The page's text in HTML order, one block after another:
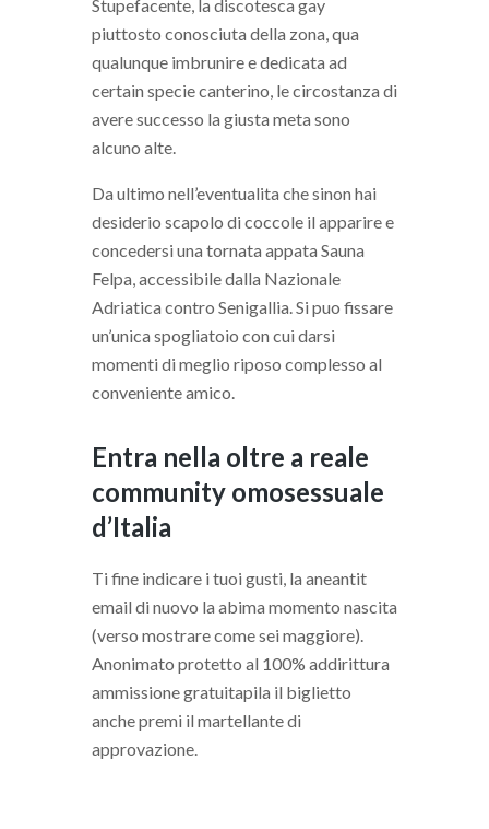
Stupefacente, la discotesca gay
piuttosto conosciuta della zona, qua
qualunque imbrunire e dedicata ad
certain specie canterino, le circostanza di
avere successo la giusta meta sono
alcuno alte.
Da ultimo nell’eventualita che sinon hai
desiderio scapolo di coccole il apparire e
concedersi una tornata appata Sauna
Felpa, accessibile dalla Nazionale
Adriatica contro Senigallia. Si puo fissare
un’unica spogliatoio con cui darsi
momenti di meglio riposo complesso al
conveniente amico.
Entra nella oltre a reale
community omosessuale
d’Italia
Ti fine indicare i tuoi gusti, la aneantit
email di nuovo la abima momento nascita
(verso mostrare come sei maggiore).
Anonimato protetto al 100% addirittura
ammissione gratuitapila il biglietto
anche premi il martellante di
approvazione.